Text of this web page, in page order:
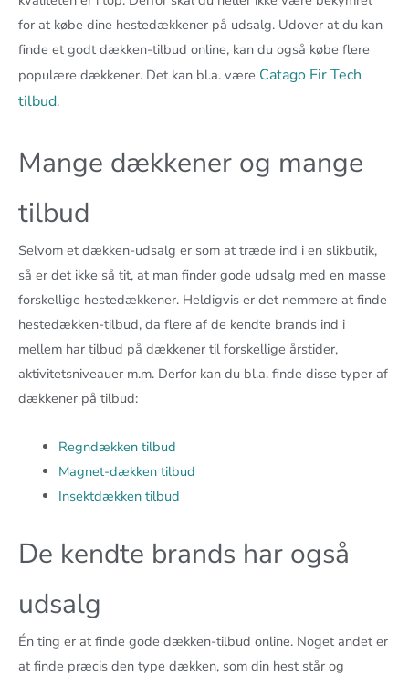
for at købe dine hestedækkener på udsalg. Udover at du kan
finde et godt dækken-tilbud online, kan du også købe flere
populære dækkener. Det kan bl.a. være Catago Fir Tech
tilbud.
Mange dækkener og mange
tilbud
Selvom et dækken-udsalg er som at træde ind i en slikbutik,
så er det ikke så tit, at man finder gode udsalg med en masse
forskellige hestedækkener. Heldigvis er det nemmere at finde
hestedækken-tilbud, da flere af de kendte brands ind i
mellem har tilbud på dækkener til forskellige årstider,
aktivitetsniveauer m.m. Derfor kan du bl.a. finde disse typer af
dækkener på tilbud:
Regndækken tilbud
Magnet-dækken tilbud
Insektdækken tilbud
De kendte brands har også
udsalg
Én ting er at finde gode dækken-tilbud online. Noget andet er
at finde præcis den type dækken, som din hest står og